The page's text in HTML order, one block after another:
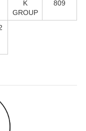
K
GROUP
809